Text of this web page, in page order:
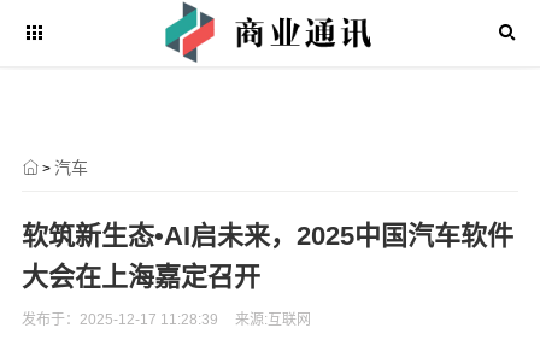
> 汽车
软筑新生态•AI启未来，2025中国汽车软件
大会在上海嘉定召开
发布于：2025-12-17 11:28:39 来源:互联网